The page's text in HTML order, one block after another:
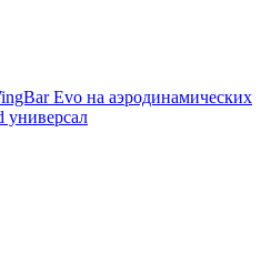
Evo на аэродинамических
универсал